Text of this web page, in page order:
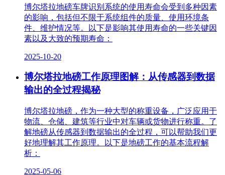
博尔塔拉地磅车牌识别系统的使用寿命会受到多种因素
的影响，包括但不限于系统组件的质量、使用环境条
件、维护情况等。以下是影响其使用寿命的一些关键因
素以及大致的预期寿命：
2025-10-20
博尔塔拉地磅工作原理图解：从传感器到数据
输出的全过程揭秘
博尔塔拉地磅，作为一种大型的称重设备，广泛应用于
物流、仓储、建筑等行业中对车辆或货物进行称重。了
解地磅从传感器到数据输出的全过程，可以帮助我们更
好地理解其工作原理。以下是地磅工作的基本流程解
析：
2025-05-06